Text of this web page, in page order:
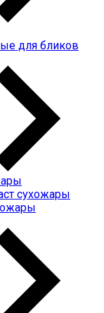
для бликов
cухожары